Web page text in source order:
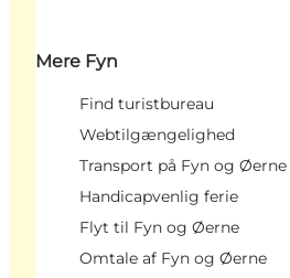
Mere Fyn
Find turistbureau
Webtilgængelighed
Transport på Fyn og Øerne
Handicapvenlig ferie
Flyt til Fyn og Øerne
Omtale af Fyn og Øerne